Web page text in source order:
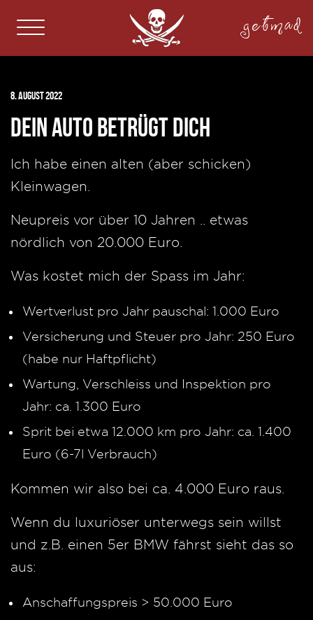
getmad
8. August 2022
Dein Auto betrügt dich
Ich habe einen alten (aber schicken)
Kleinwagen.
Neupreis vor über 10 Jahren .. etwas
nördlich von 20.000 Euro.
Was kostet mich der Spass im Jahr:
Wertverlust pro Jahr pauschal: 1.000 Euro
Versicherung und Steuer pro Jahr: 250 Euro
(habe nur Haftpflicht)
Wartung, Verschleiss und Inspektion pro
Jahr: ca. 1.300 Euro
Sprit bei etwa 12.000 km pro Jahr: ca. 1.400
Euro (6-7l Verbrauch)
Kommen wir also bei ca. 4.000 Euro raus.
Wenn du luxuriöser unterwegs sein willst
und z.B. einen 5er BMW fährst sieht das so
aus:
Anschaffungspreis > 50.000 Euro